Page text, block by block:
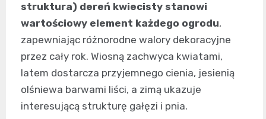
struktura) dereń kwiecisty stanowi
wartościowy element każdego ogrodu,
zapewniając różnorodne walory dekoracyjne
przez cały rok. Wiosną zachwyca kwiatami,
latem dostarcza przyjemnego cienia, jesienią
olśniewa barwami liści, a zimą ukazuje
interesującą strukturę gałęzi i pnia.